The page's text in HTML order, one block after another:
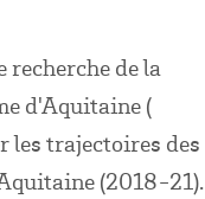
de la
d'Aquitaine (
les trajectoires des
(2018-21).